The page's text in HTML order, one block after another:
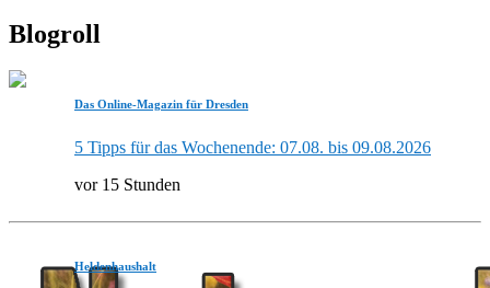
Blogroll
Das Online-Magazin für Dresden
5 Tipps für das Wochenende: 07.08. bis 09.08.2026
vor 15 Stunden
Heldenhaushalt